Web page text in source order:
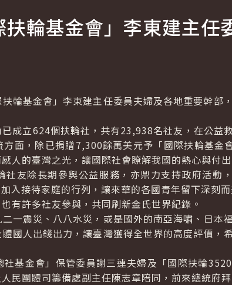
輪基金會」李東建主任
基金會」李東建主任委員夫婦及各地重要幹部
立624個扶輪社，共有23,938名社友，在公益
面，除已捐贈7,300餘萬美元予「國際扶輪基金
人的臺灣之光，讓國際社會瞭解我國的熱心與付出
友除長期參與公益服務，亦鼎力支持政府活動
入接待家庭的行列，讓來華的各國青年留下深刻
有許多社友參與，共同刷新金氏世界紀錄。
震災、八八水災，或是國外的南亞海嘯、日本
國人出錢出力，讓臺灣獲得全世界的高度評價，
金會」保管委員謝三連夫婦及「國際扶輪
民團體司籌備處副主任陳志章陪同，前來總統府拜